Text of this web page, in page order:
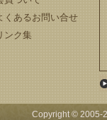
くあるお問い合せ
ンク集
Copyright © 2005-